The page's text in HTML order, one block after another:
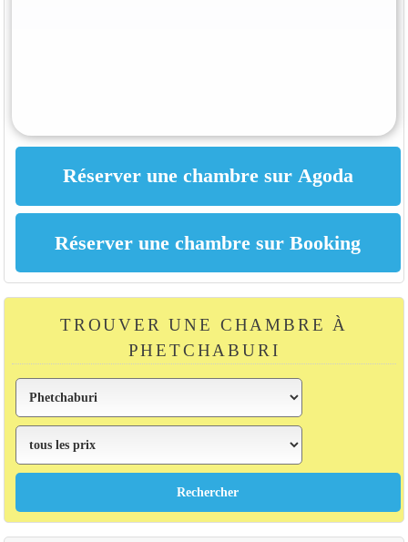
TROUVER UNE CHAMBRE À
PHETCHABURI